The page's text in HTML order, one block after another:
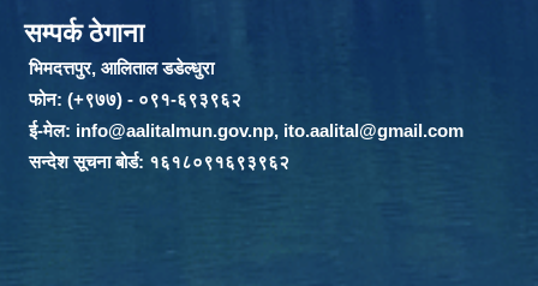
सम्पर्क ठेगाना
भिमदत्तपुर, आलिताल डडेल्धुरा
फोन: (+९७७) - ०९१-६९३९६२
ई-मेल: info@aalitalmun.gov.np, ito.aalital@gmail.com
सन्देश सूचना बोर्ड: १६१८०९१६९३९६२